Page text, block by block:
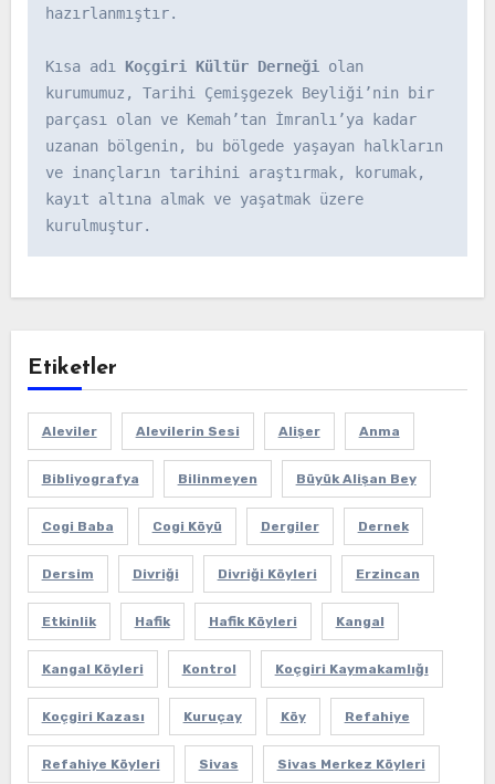
hazırlanmıştır.
Kısa adı Koçgiri Kültür Derneği olan
kurumumuz, Tarihi Çemişgezek Beyliği’nin bir
parçası olan ve Kemah’tan İmranlı’ya kadar
uzanan bölgenin, bu bölgede yaşayan halkların
ve inançların tarihini araştırmak, korumak,
kayıt altına almak ve yaşatmak üzere
kurulmuştur.
Etiketler
Aleviler Alevilerin Sesi Alişer Anma
Bibliyografya Bilinmeyen Büyük Alişan Bey
Cogi Baba Cogi Köyü Dergiler Dernek
Dersim Divriği Divriği Köyleri Erzincan
Etkinlik Hafik Hafik Köyleri Kangal
Kangal Köyleri Kontrol Koçgiri Kaymakamlığı
Koçgiri Kazası Kuruçay Köy Refahiye
Refahiye Köyleri Sivas Sivas Merkez Köyleri